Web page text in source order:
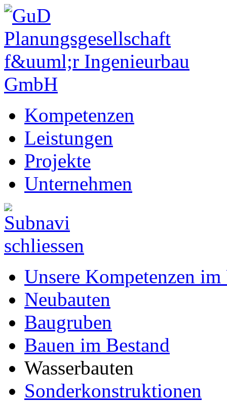
Kompetenzen
Leistungen
Projekte
Unternehmen
Unsere Kompetenzen
Neubauten
Baugruben
Bauen im Bestand
Wasserbauten
Sonderkonstruktionen